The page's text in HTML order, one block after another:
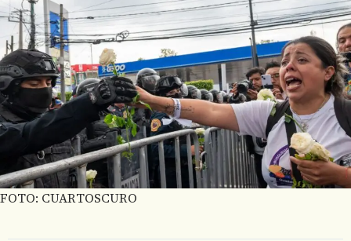
FOTO: CUARTOSCURO